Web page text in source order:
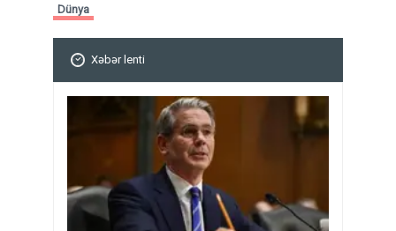
Dünya
Xəbər lenti